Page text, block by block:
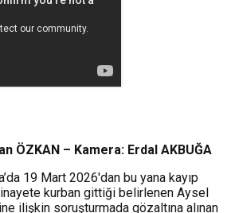
ÖZKAN – Kamera: Erdal AKBUĞA
19 Mart 2026'dan bu yana kayıp
kurban gittiği belirlenen Aysel
ilişkin soruşturmada gözaltına alınan